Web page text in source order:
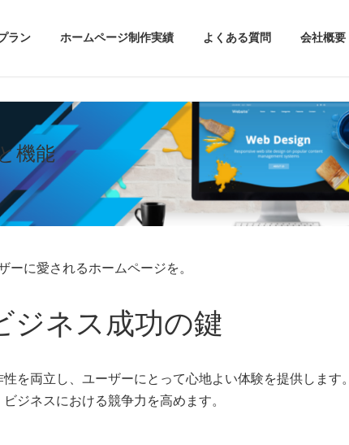
ラン ホームページ制作実績 よくある質問 会社概要
機能
ーに愛されるホームページを。
ジネス成功の鍵
を両立し、ユーザーにとって心地よい体験を提供します。
ジネスにおける競争力を高めます。